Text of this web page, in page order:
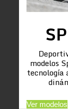
modelos
tecnología
Ver modelos